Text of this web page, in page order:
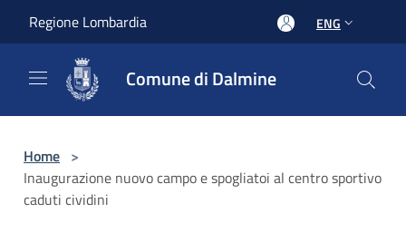
Regione Lombardia ENG
Comune di Dalmine
Home >
Inaugurazione nuovo campo e spogliatoi al centro sportivo
caduti cividini